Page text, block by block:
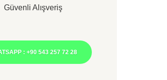
Güvenli Alışveriş
: +90 543 257 72 28